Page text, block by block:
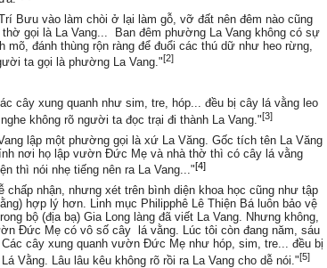
Bưu vào làm chòi ở lại làm gỗ, vỡ đất nên đêm nào cũng
gọi là La Vang... Ban đêm phường La Vang không có sự
đánh thùng rộn ràng để đuổi các thú dữ như heo rừng,
ta gọi là phường La Vang."[2]
cây xung quanh như sim, tre, hóp... đều bị cây lá vằng leo
không rõ người ta đọc trại đi thành La Vang."[3]
lập một phường gọi là xứ La Văng. Gốc tích tên La Văng
nơi họ lập vườn Đức Mẹ và nhà thờ thì có cây lá vằng
thì nói nhẹ tiếng nên ra La Vang..."[4]
nhận, nhưng xét trên bình diện khoa học cũng như tập
hợp lý hơn. Linh mục Philipphê Lê Thiện Bá luôn bảo vệ
bộ (địa bạ) Gia Long làng đã viết La Vang. Nhưng không,
Đức Mẹ có vô số cây lá vằng. Lúc tôi còn đang năm, sáu
cây xung quanh vườn Đức Mẹ như hóp, sim, tre... đều bị
Vằng. Lâu lâu kêu không rõ rồi ra La Vang cho dễ nói."[5]